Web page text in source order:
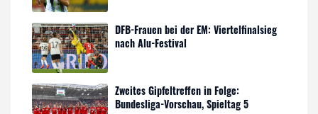
DFB-Frauen bei der EM: Viertelfinalsieg
nach Alu-Festival
Zweites Gipfeltreffen in Folge:
Bundesliga-Vorschau, Spieltag 5